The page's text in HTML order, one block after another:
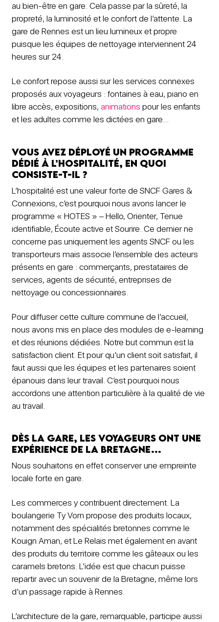
au bien-être en gare. Cela passe par la sûreté, la
propreté, la luminosité et le confort de l’attente. La
gare de Rennes est un lieu lumineux et propre
puisque les équipes de nettoyage interviennent 24
heures sur 24.
Le confort repose aussi sur les services connexes
proposés aux voyageurs : fontaines à eau, piano en
libre accès, expositions, animations pour les enfants
et les adultes comme les dictées en gare…
Vous avez déployé un programme
dédié à l’hospitalité, en quoi
consiste-t-il ?
L’hospitalité est une valeur forte de SNCF Gares &
Connexions, c’est pourquoi nous avons lancer le
programme « HOTES » – Hello, Orienter, Tenue
identifiable, Écoute active et Sourire. Ce dernier ne
concerne pas uniquement les agents SNCF ou les
transporteurs mais associe l’ensemble des acteurs
présents en gare : commerçants, prestataires de
services, agents de sécurité, entreprises de
nettoyage ou concessionnaires.
Pour diffuser cette culture commune de l’accueil,
nous avons mis en place des modules de e-learning
et des réunions dédiées. Notre but commun est la
satisfaction client. Et pour qu’un client soit satisfait, il
faut aussi que les équipes et les partenaires soient
épanouis dans leur travail. C’est pourquoi nous
accordons une attention particulière à la qualité de vie
au travail.
Dès la gare, les voyageurs ont une
expérience de la Bretagne…
Nous souhaitons en effet conserver une empreinte
locale forte en gare.
Les commerces y contribuent directement. La
boulangerie Ty Vorn propose des produits locaux,
notamment des spécialités bretonnes comme le
Kouign Aman, et Le Relais met également en avant
des produits du territoire comme les gâteaux ou les
caramels bretons. L’idée est que chacun puisse
repartir avec un souvenir de la Bretagne, même lors
d’un passage rapide à Rennes.
L’architecture de la gare, remarquable, participe aussi